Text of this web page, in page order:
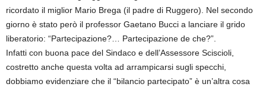
ricordato il miglior Mario Brega (il padre di Ruggero). Nel secondo
giorno è stato però il professor Gaetano Bucci a lanciare il grido
liberatorio: “Partecipazione?… Partecipazione de che?”.
Infatti con buona pace del Sindaco e dell’Assessore Sciscioli,
costretto anche questa volta ad arrampicarsi sugli specchi,
dobbiamo evidenziare che il “bilancio partecipato” è un’altra cosa